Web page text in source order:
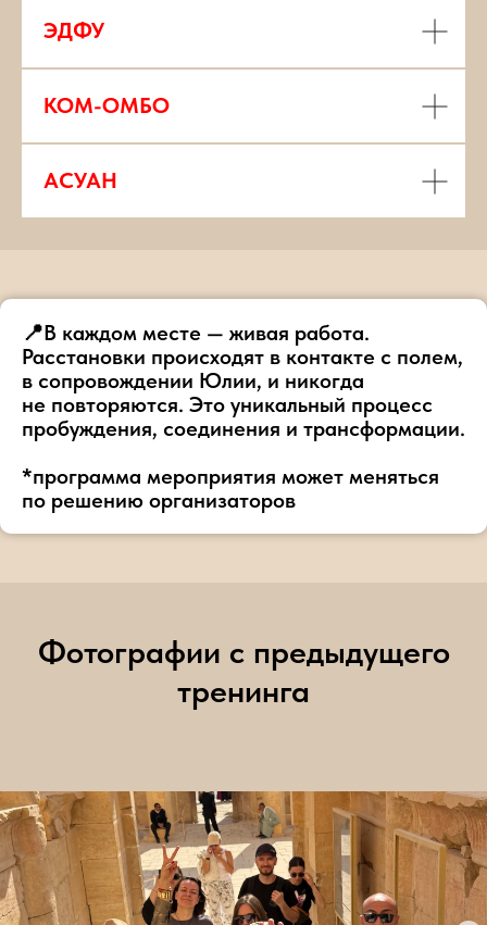
ЭДФУ
КОМ-ОМБО
АСУАН
📍В каждом месте — живая работа.
Расстановки происходят в контакте с полем,
в сопровождении Юлии, и никогда
не повторяются. Это уникальный процесс
пробуждения, соединения и трансформации.
*программа мероприятия может меняться
по решению организаторов
Фотографии с предыдущего
тренинга